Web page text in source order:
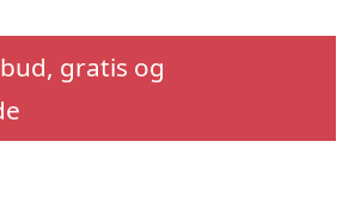
gratis og